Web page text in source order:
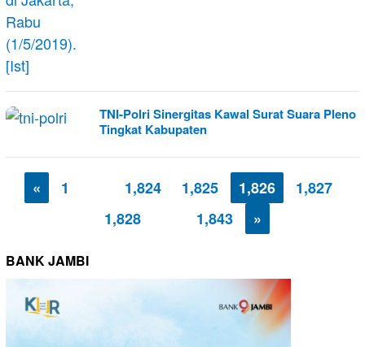
TNI-Polri Sinergitas Kawal Surat Suara Pleno
Tingkat Kabupaten
« 1 1,824 1,825 1,826
1,827
1,828
1,843 »
BANK JAMBI